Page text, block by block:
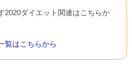
2020ダイエット関連はこちらか
覧はこちらから